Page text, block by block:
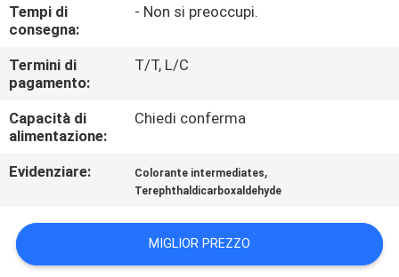
ALLA
FABBRICA
CONTROLLO
DELLA
QUALITÀ
CHIEDI
UN
Tempi di
consegna:
- Non si preoccupi.
Termini di
pagamento:
T/T, L/C
Capacità di
alimentazione:
Chiedi conferma
Evidenziare: Colorante intermediates,
Terephthaldicarboxaldehyde
MIGLIOR PREZZO